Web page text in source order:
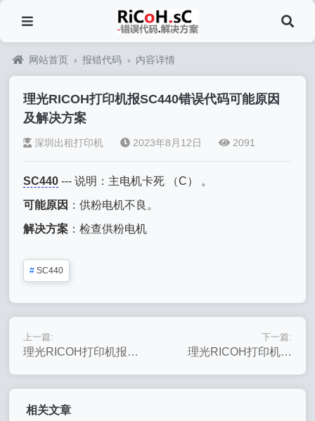
网站首页 › 报错代码 › 内容详情
理光RICOH打印机报SC440错误代码可能原因
及解决方案
深圳出租打印机 2023年8月12日 2091
SC440 --- 说明：主电机卡死 （C） 。
可能原因 ：供粉电机不良。
解决方案 ：检查供粉电机
# SC440
上一篇:
理光RICOH打印机报
下一篇:
理光RICOH打印机报
相关文章